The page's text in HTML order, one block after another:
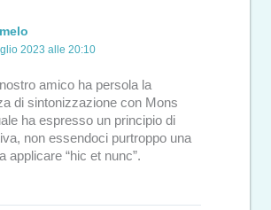
2023 alle 20:10
amico ha persola la
di sintonizzazione con Mons
ha espresso un principio di
non essendoci purtroppo una
applicare “hic et nunc”.